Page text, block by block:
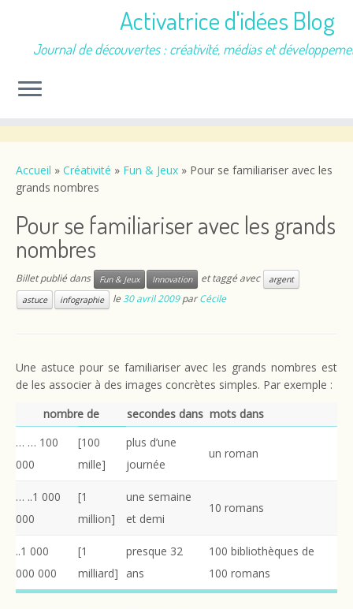
contenu
Activatrice d'idées Blog
Journal de découvertes : créativité, médias et
Accueil » Créativité » Fun & Jeux » Pour se familiariser avec les
grands nombres
Pour se familiariser avec les grands
nombres
Billet publié dans Fun & Jeux Innovation et taggé avec
argent
astuce
infographie le30 avril 2009 parCécile
Une astuce pour se familiariser avec les grands nombres est
de les associer à des images concrètes simples. Par exemple :
nombre de
secondes dans mots dans
… … 100
000
[100
mille]
plus d’une
journée
un roman
… ..1 000
000
[1
million]
une semaine
et demi
10 romans
..1 000
000 000
[1
milliard]
presque 32
ans
100 bibliothèques de
100 romans